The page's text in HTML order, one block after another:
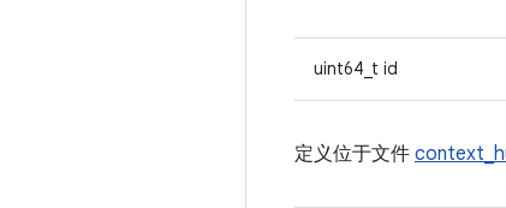
uint64_t id
定义位于文件